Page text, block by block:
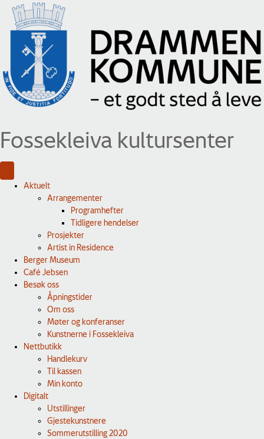
Fossekleiva kultursenter
Aktuelt
Arrangementer
Programhefter
Tidligere hendelser
Prosjekter
Artist in Residence
Berger Museum
Café Jebsen
Besøk oss
Åpningstider
Om oss
Møter og konferanser
Kunstnerne i Fossekleiva
Nettbutikk
Handlekurv
Til kassen
Min konto
Digitalt
Utstillinger
Gjestekunstnere
Sommerutstilling 2020